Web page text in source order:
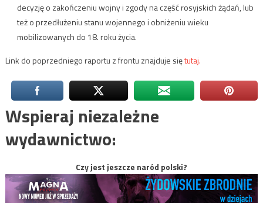
decyzję o zakończeniu wojny i zgody na część rosyjskich żądań, lub
też o przedłużeniu stanu wojennego i obniżeniu wieku
mobilizowanych do 18. roku życia.
Link do poprzedniego raportu z frontu znajduje siętutaj.
Wspieraj niezależne
wydawnictwo:
Czy jest jeszcze naród polski?